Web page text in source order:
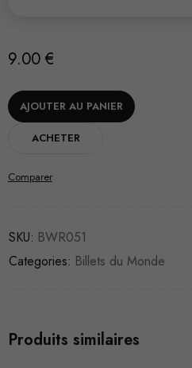
9.00 €
AJOUTER AU PANIER
ACHETER
Comparer
SKU: BWR051
Categories: Billets du Monde
Produits similaires